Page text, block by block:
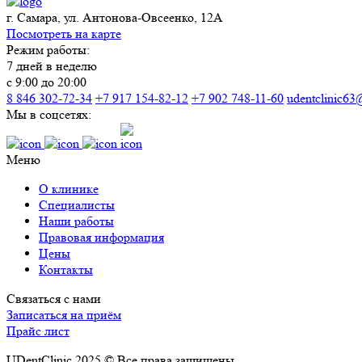
г. Самара, ул. Антонова-Овсеенко, 12А
Посмотреть на карте
Режим работы:
7 дней в неделю
с 9:00 до 20:00
8 846 302-72-34 +7 917 154-82-12 +7 902 748-11-60
Мы в соцсетях:
Меню
О клинике
Специалисты
Наши работы
Правовая информация
Цены
Контакты
Связаться с нами
Записаться на приём
Прайс лист